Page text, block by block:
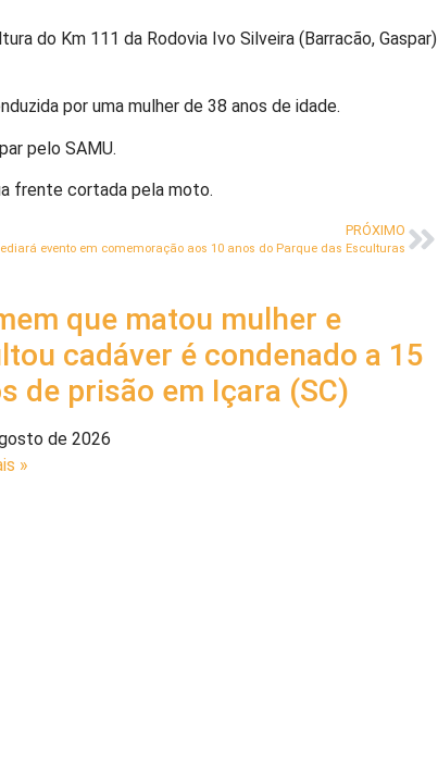
do Km 111 da Rodovia Ivo Silveira (Barracão, Gaspar)
por uma mulher de 38 anos de idade.
pelo SAMU.
frente cortada pela moto.
PRÓXIMO
evento em comemoração aos 10 anos do Parque das Esculturas
que matou mulher e
cadáver é condenado a 15
de prisão em Içara (SC)
de 2026
»